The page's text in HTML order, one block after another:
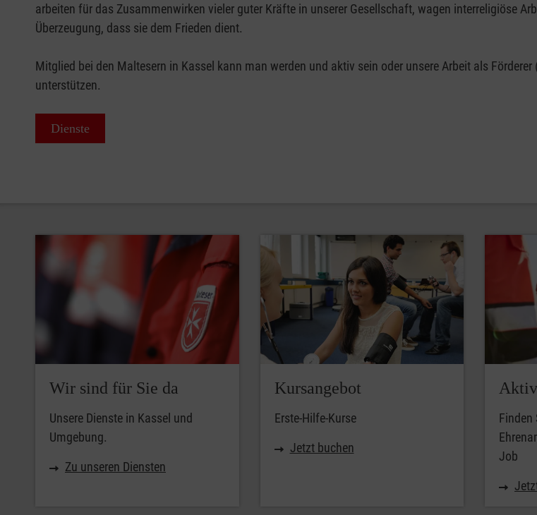
arbeiten für das Zusammenwirken vieler guter Kräfte in unserer Gesellschaft, wagen interreligiöse
Überzeugung, dass sie dem Frieden dient.
Mitglied bei den Maltesern in Kassel kann man werden und aktiv sein oder unsere Arbeit als
unterstützen.
Dienste
Wir sind für Sie da
Unsere Dienste in Kassel und
Umgebung.
Zu unseren Diensten
Kursangebot
Erste-Hilfe-Kurse
Jetzt buchen
Finden
Job